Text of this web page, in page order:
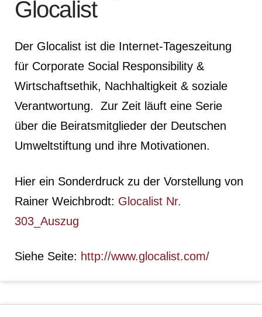
Glocalist
Der Glocalist ist die Internet-Tageszeitung
für Corporate Social Responsibility &
Wirtschaftsethik, Nachhaltigkeit & soziale
Verantwortung. Zur Zeit läuft eine Serie
über die Beiratsmitglieder der Deutschen
Umweltstiftung und ihre Motivationen.
Hier ein Sonderdruck zu der Vorstellung von
Rainer Weichbrodt: Glocalist Nr.
303_Auszug
Siehe Seite: http://www.glocalist.com/